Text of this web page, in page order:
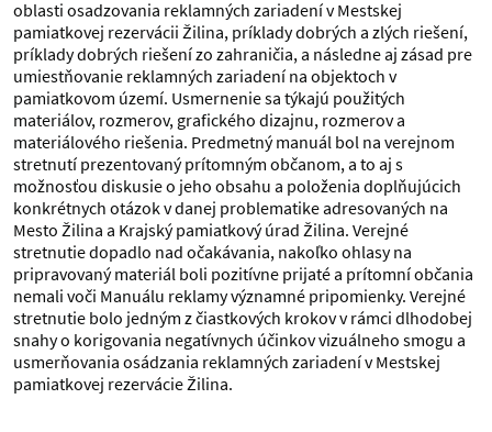
oblasti osadzovania reklamných zariadení v Mestskej
pamiatkovej rezervácii Žilina, príklady dobrých a zlých riešení,
príklady dobrých riešení zo zahraničia, a následne aj zásad pre
umiestňovanie reklamných zariadení na objektoch v
pamiatkovom území. Usmernenie sa týkajú použitých
materiálov, rozmerov, grafického dizajnu, rozmerov a
materiálového riešenia. Predmetný manuál bol na verejnom
stretnutí prezentovaný prítomným občanom, a to aj s
možnosťou diskusie o jeho obsahu a položenia doplňujúcich
konkrétnych otázok v danej problematike adresovaných na
Mesto Žilina a Krajský pamiatkový úrad Žilina. Verejné
stretnutie dopadlo nad očakávania, nakoľko ohlasy na
pripravovaný materiál boli pozitívne prijaté a prítomní občania
nemali voči Manuálu reklamy významné pripomienky. Verejné
stretnutie bolo jedným z čiastkových krokov v rámci dlhodobej
snahy o korigovania negatívnych účinkov vizuálneho smogu a
usmerňovania osádzania reklamných zariadení v Mestskej
pamiatkovej rezervácie Žilina.